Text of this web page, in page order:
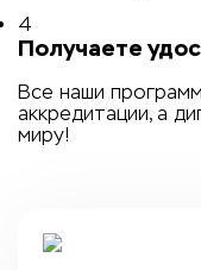
4
Получаете
Все наши
аккредитации, а
миру!